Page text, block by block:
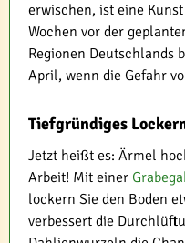
erwischen, ist eine
Wochen vor der
Regionen Deutschlands
April, wenn die Gefahr
Tiefgründiges
Jetzt heißt es: Ärmel
Arbeit! Mit einer
lockern Sie den Boden
verbessert die